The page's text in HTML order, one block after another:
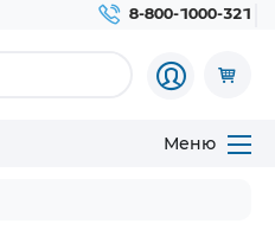
8-800-1000-321
Меню